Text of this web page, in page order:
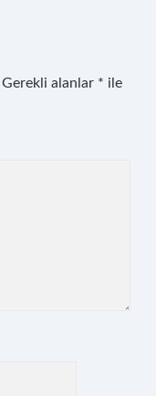
Gerekli alanlar * ile